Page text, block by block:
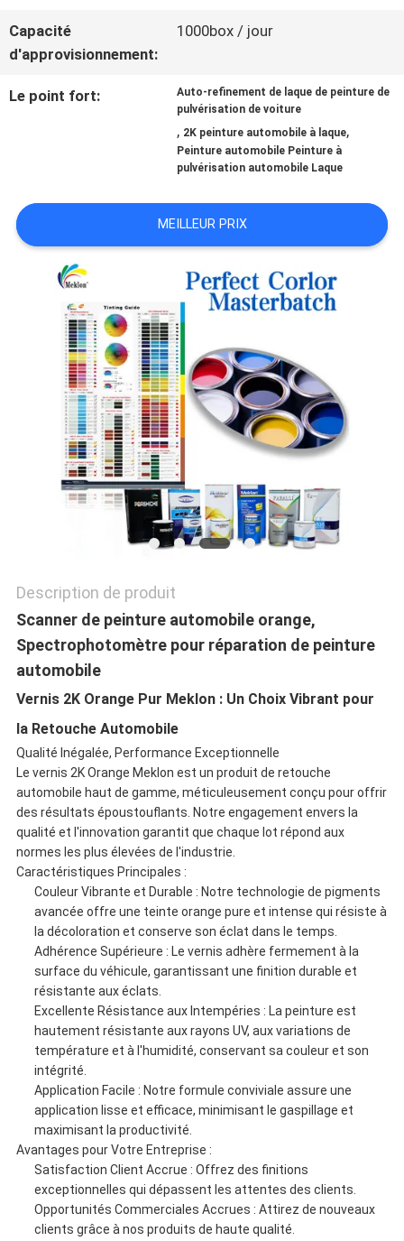
SOUMISSION
PLAN
POLITIQUE
CONFIDENTIALITÉ
Capacité
d'approvisionnement:
1000box / jour
Le point fort:
Auto-refinement de laque de peinture de
pulvérisation de voiture
, 2K peinture automobile à laque,
Peinture automobile Peinture à
pulvérisation automobile Laque
MEILLEUR PRIX
Description de produit
Scanner de peinture automobile orange,
Spectrophotomètre pour réparation de peinture
automobile
Vernis 2K Orange Pur Meklon : Un Choix Vibrant pour
la Retouche Automobile
Qualité Inégalée, Performance Exceptionnelle
Le vernis 2K Orange Meklon est un produit de retouche
automobile haut de gamme, méticuleusement conçu pour offrir
des résultats époustouflants. Notre engagement envers la
qualité et l'innovation garantit que chaque lot répond aux
normes les plus élevées de l'industrie.
Caractéristiques Principales :
Couleur Vibrante et Durable : Notre technologie de pigments
avancée offre une teinte orange pure et intense qui résiste à
la décoloration et conserve son éclat dans le temps.
Adhérence Supérieure : Le vernis adhère fermement à la
surface du véhicule, garantissant une finition durable et
résistante aux éclats.
Excellente Résistance aux Intempéries : La peinture est
hautement résistante aux rayons UV, aux variations de
température et à l'humidité, conservant sa couleur et son
intégrité.
Application Facile : Notre formule conviviale assure une
application lisse et efficace, minimisant le gaspillage et
maximisant la productivité.
Avantages pour Votre Entreprise :
Satisfaction Client Accrue : Offrez des finitions
exceptionnelles qui dépassent les attentes des clients.
Opportunités Commerciales Accrues : Attirez de nouveaux
clients grâce à nos produits de haute qualité.